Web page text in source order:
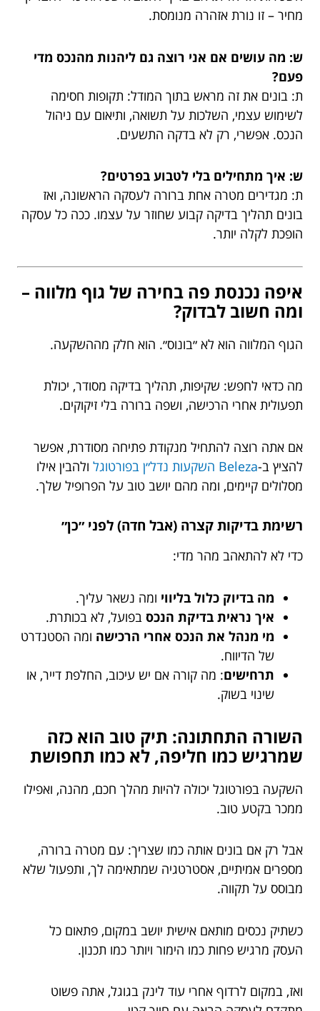
מחיר – זו נורת אזהרה מנומסת.
ש: מה עושים אם אני רוצה גם ליהנות מהנכס מדי
פעם?
ת: בונים את זה מראש בתוך המודל: תקופות חסימה
לשימוש עצמי, השלכות על תשואה, ותיאום עם ניהול
הנכס. אפשרי, רק לא בדקה התשעים.
ש: איך מתחילים בלי לטבוע בפרטים?
ת: מגדירים מטרה אחת ברורה לעסקה הראשונה, ואז
בונים תהליך בדיקה קבוע שחוזר על עצמו. ככה כל עסקה
הופכת לקלה יותר.
איפה נכנסת פה בחירה של גוף מלווה –
ומה חשוב לבדוק?
הגוף המלווה הוא לא ״בונוס״. הוא חלק מההשקעה.
מה כדאי לחפש: שקיפות, תהליך בדיקה מסודר, יכולת
תפעולית אחרי הרכישה, ושפה ברורה בלי זיקוקים.
אם אתה רוצה להתחיל מנקודת פתיחה מסודרת, אפשר
להציץ ב-Beleza השקעות נדל״ן בפורטוגל
ולהבין אילו
מסלולים קיימים, ומה מהם יושב טוב על הפרופיל שלך.
רשימת בדיקות קצרה (אבל חדה) לפני ״כן״
כדי לא להתאהב מהר מדי:
מה בדיוק כלול בליווי ומה נשאר עליך.
איך נראית בדיקת הנכס בפועל, לא בכותרת.
מי מנהל את הנכס אחרי הרכישה ומה הסטנדרט
של הדיווח.
תרחישים: מה קורה אם יש עיכוב, החלפת דייר, או
שינוי בשוק.
השורה התחתונה: תיק טוב הוא כזה
שמרגיש כמו חליפה, לא כמו תחפושת
השקעה בפורטוגל יכולה להיות מהלך חכם, מהנה, ואפילו
ממכר בקטע טוב.
אבל רק אם בונים אותה כמו שצריך: עם מטרה ברורה,
מספרים אמיתיים, אסטרטגיה שמתאימה לך, ותפעול שלא
מבוסס על תקווה.
כשתיק נכסים מותאם אישית יושב במקום, פתאום כל
העסק מרגיש פחות כמו הימור ויותר כמו תכנון.
ואז, במקום לרדוף אחרי עוד לינק בגוגל, אתה פשוט